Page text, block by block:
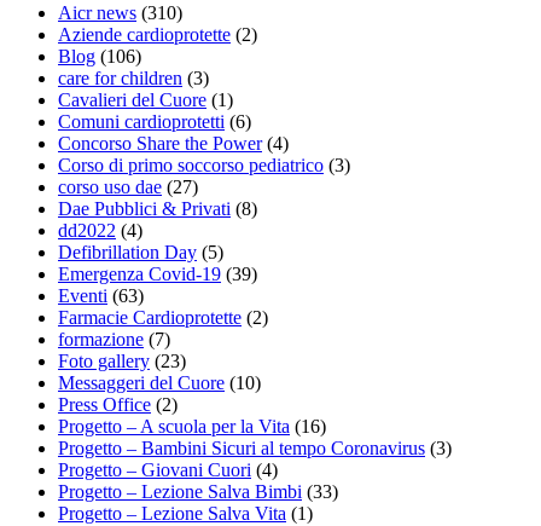
Aicr news (310)
Aziende cardioprotette (2)
Blog (106)
care for children (3)
Cavalieri del Cuore (1)
Comuni cardioprotetti (6)
Concorso Share the Power(4)
Corso di primo soccorso pediatrico (3)
corso uso dae (27)
Dae Pubblici & Privati (8)
dd2022 (4)
Defibrillation Day (5)
Emergenza Covid-19 (39)
Eventi (63)
Farmacie Cardioprotette (2)
formazione (7)
Foto gallery (23)
Messaggeri del Cuore (10)
Press Office (2)
Progetto – A scuola per la Vita (16)
Progetto – Bambini Sicuri al tempo Coronavirus (3)
Progetto – Giovani Cuori (4)
Progetto – Lezione Salva Bimbi (33)
Progetto – Lezione Salva Vita (1)